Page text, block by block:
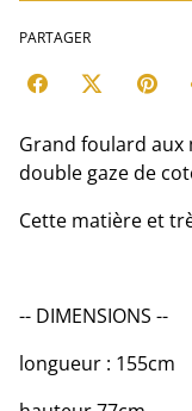
PARTAGER
Grand foulard
double gaze de
Cette matière et
-- DIMENSIONS --
longueur : 155cm